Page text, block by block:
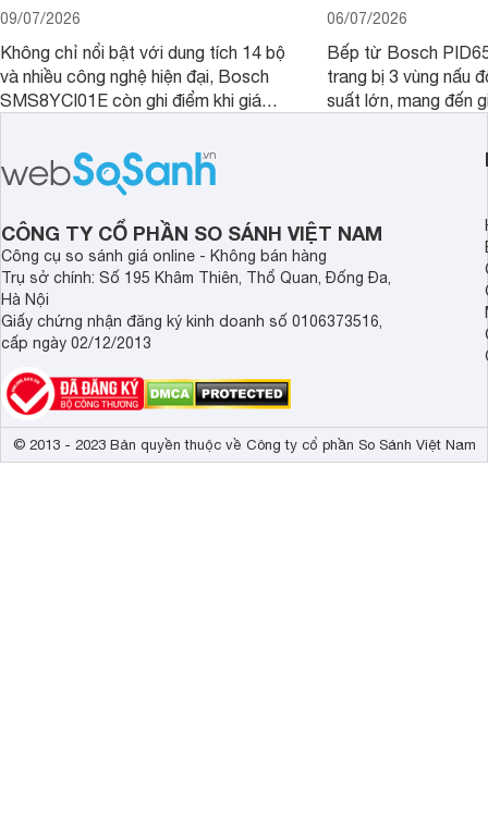
09/07/2026
Không chỉ nổi bật với dung tích 14 bộ
và nhiều công nghệ hiện đại, Bosch
SMS8YCI01E còn ghi điểm khi giá
thời điểm mới mở bán, mang lại tỷ lệ
giá trị/chi phí hấp dẫn hơn cho người
dùng đang tìm kiếm một mẫu máy rửa
bát cao cấp.
06/07/2026
Bếp từ Bosch
trang bị 3 vùng nấu
suất lớn, mang đến
CÔNG TY CỔ PHẦN SO SÁNH VIỆT NAM
Công cụ so sánh giá online - Không bán hàng
Trụ sở chính: Số 195 Khâm Thiên, Thổ Quan, Đống Đa,
Hà Nội
Giấy chứng nhận đăng ký kinh doanh số 0106373516,
cấp ngày 02/12/2013
© 2013 - 2023 Bản quyền thuộc về Công ty cổ phần So Sánh Việt Nam